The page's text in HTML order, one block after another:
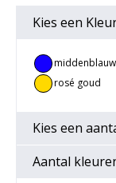
Kies een
middenblauw
rosé goud
Kies een
Aantal